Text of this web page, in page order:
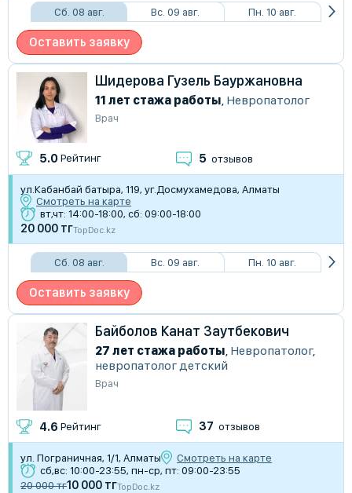
Сб. 08 авг. Вс. 09 авг. Пн. 10 авг.
Оставить заявку
Шидерова Гузель Бауржановна
11 лет стажа работы Невропатолог
Врач
5.0 Рейтинг 5 отзывов
​ул.Кабанбай батыра, 119, уг.Досмухамедова, Алматы
Смотреть на карте
вт,чт: 14:00-18:00, сб: 09:00-18:00
20 000 тгTopDoc.kz
Сб. 08 авг. Вс. 09 авг. Пн. 10 авг.
Оставить заявку
Байболов Канат Заутбекович
27 лет стажа работы Невропатолог,
невропатолог детский
Врач
4.6 Рейтинг 37 отзывов
ул. Пограничная, 1/1, Алматы
Смотреть на карте
сб,вс: 10:00-23:55, пн-ср, пт: 09:00-23:55
20 000 тг10 000 тгTopDoc.kz